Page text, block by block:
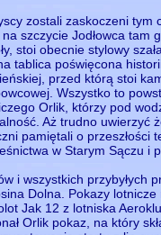
zostali zaskoczeni tym
na szczycie Jodłowca tam
stoi obecnie stylowy
tablica poświęcona
przed którą stoi
Wszystko to
Orlik, którzy pod
Aż trudno uwierzyć
pamiętali o przeszłości
w Starym Sączu i
i wszystkich przybyłych
Dolna. Pokazy
Jak 12 z lotniska
Orlik pokaz, na który